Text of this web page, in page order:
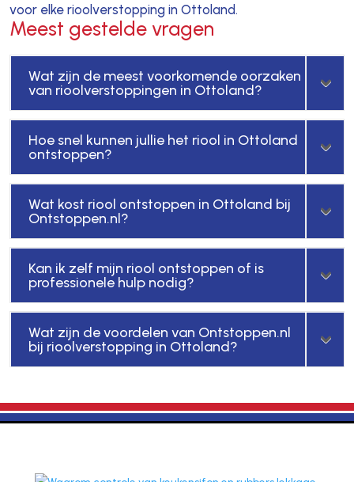
voor elke rioolverstopping in Ottoland.
Meest gestelde vragen
Wat zijn de meest voorkomende oorzaken
van rioolverstoppingen in Ottoland?
Hoe snel kunnen jullie het riool in Ottoland
ontstoppen?
Wat kost riool ontstoppen in Ottoland bij
Ontstoppen.nl?
Kan ik zelf mijn riool ontstoppen of is
professionele hulp nodig?
Wat zijn de voordelen van Ontstoppen.nl
bij rioolverstopping in Ottoland?